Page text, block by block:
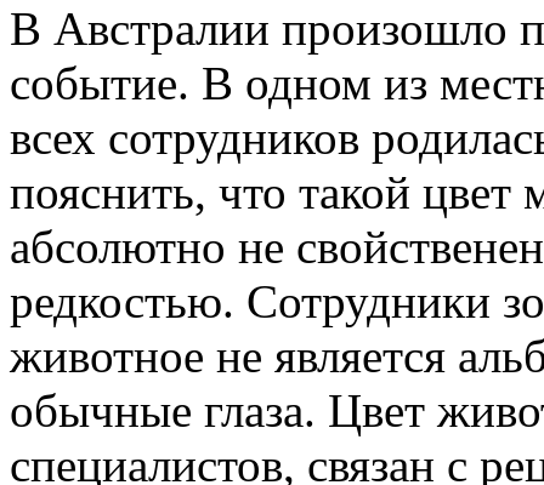
В Австралии произошло
событие. В одном из
всех сотрудников
пояснить, что такой цвет
абсолютно не
редкостью. Сотрудники
животное не является
обычные глаза. Цвет
специалистов, связан с